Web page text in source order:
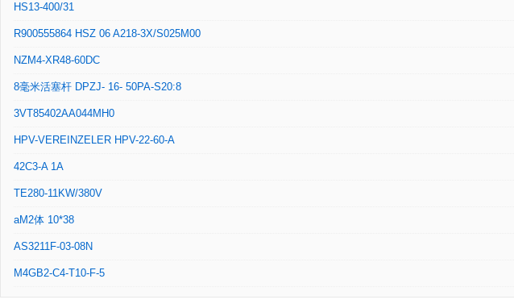
HS13-400/31
R900555864 HSZ 06 A218-3X/S025M00
NZM4-XR48-60DC
8毫米活塞杆 DPZJ- 16- 50PA-S20:8
3VT85402AA044MH0
HPV-VEREINZELER HPV-22-60-A
42C3-A 1A
TE280-11KW/380V
aM2体 10*38
AS3211F-03-08N
M4GB2-C4-T10-F-5